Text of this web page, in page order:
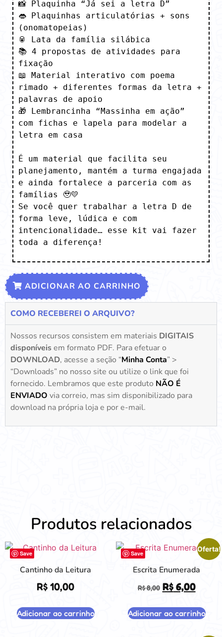
📸 Plaquinha “Já sei a letra D”
👄 Plaquinhas articulatórias + sons
(onomatopeias)
🥫 Lata da família silábica
📚 4 propostas de atividades para
fixação
📖 Material interativo com poema
rimado + diferentes formas da letra +
palavras de apoio
🎁 Lembrancinha “Massinha em ação”
com fichas e lapela para modelar a
letra em casa
É um material que facilita seu
planejamento, mantém a turma engajada
e ainda fortalece a parceria com as
famílias 🥹💛
Se você quer trabalhar a letra D de
forma leve, lúdica e com
intencionalidade… esse kit vai fazer
toda a diferença!
ADICIONAR AO CARRINHO
COMO RECEBEREI O ARQUIVO?
Nossos recursos consistem em materiais DIGITAIS
disponíveisem formato PDF. Para efetuar o
DOWNLOAD, acesse a seção “Minha Conta” >
“Downloads” no nosso site ou utilize o link que foi
fornecido. Lembramos que este produto NÃO É
ENVIADO via correio, mas sim disponibilizado para
download na própria loja e por e-mail.
Produtos relacionados
Save
Cantinho da Leitura
R$ 10,00
Adicionar ao carrinho
Save
Oferta!
Escrita Enumerada
R$8,00 R$6,00
Adicionar ao carrinho